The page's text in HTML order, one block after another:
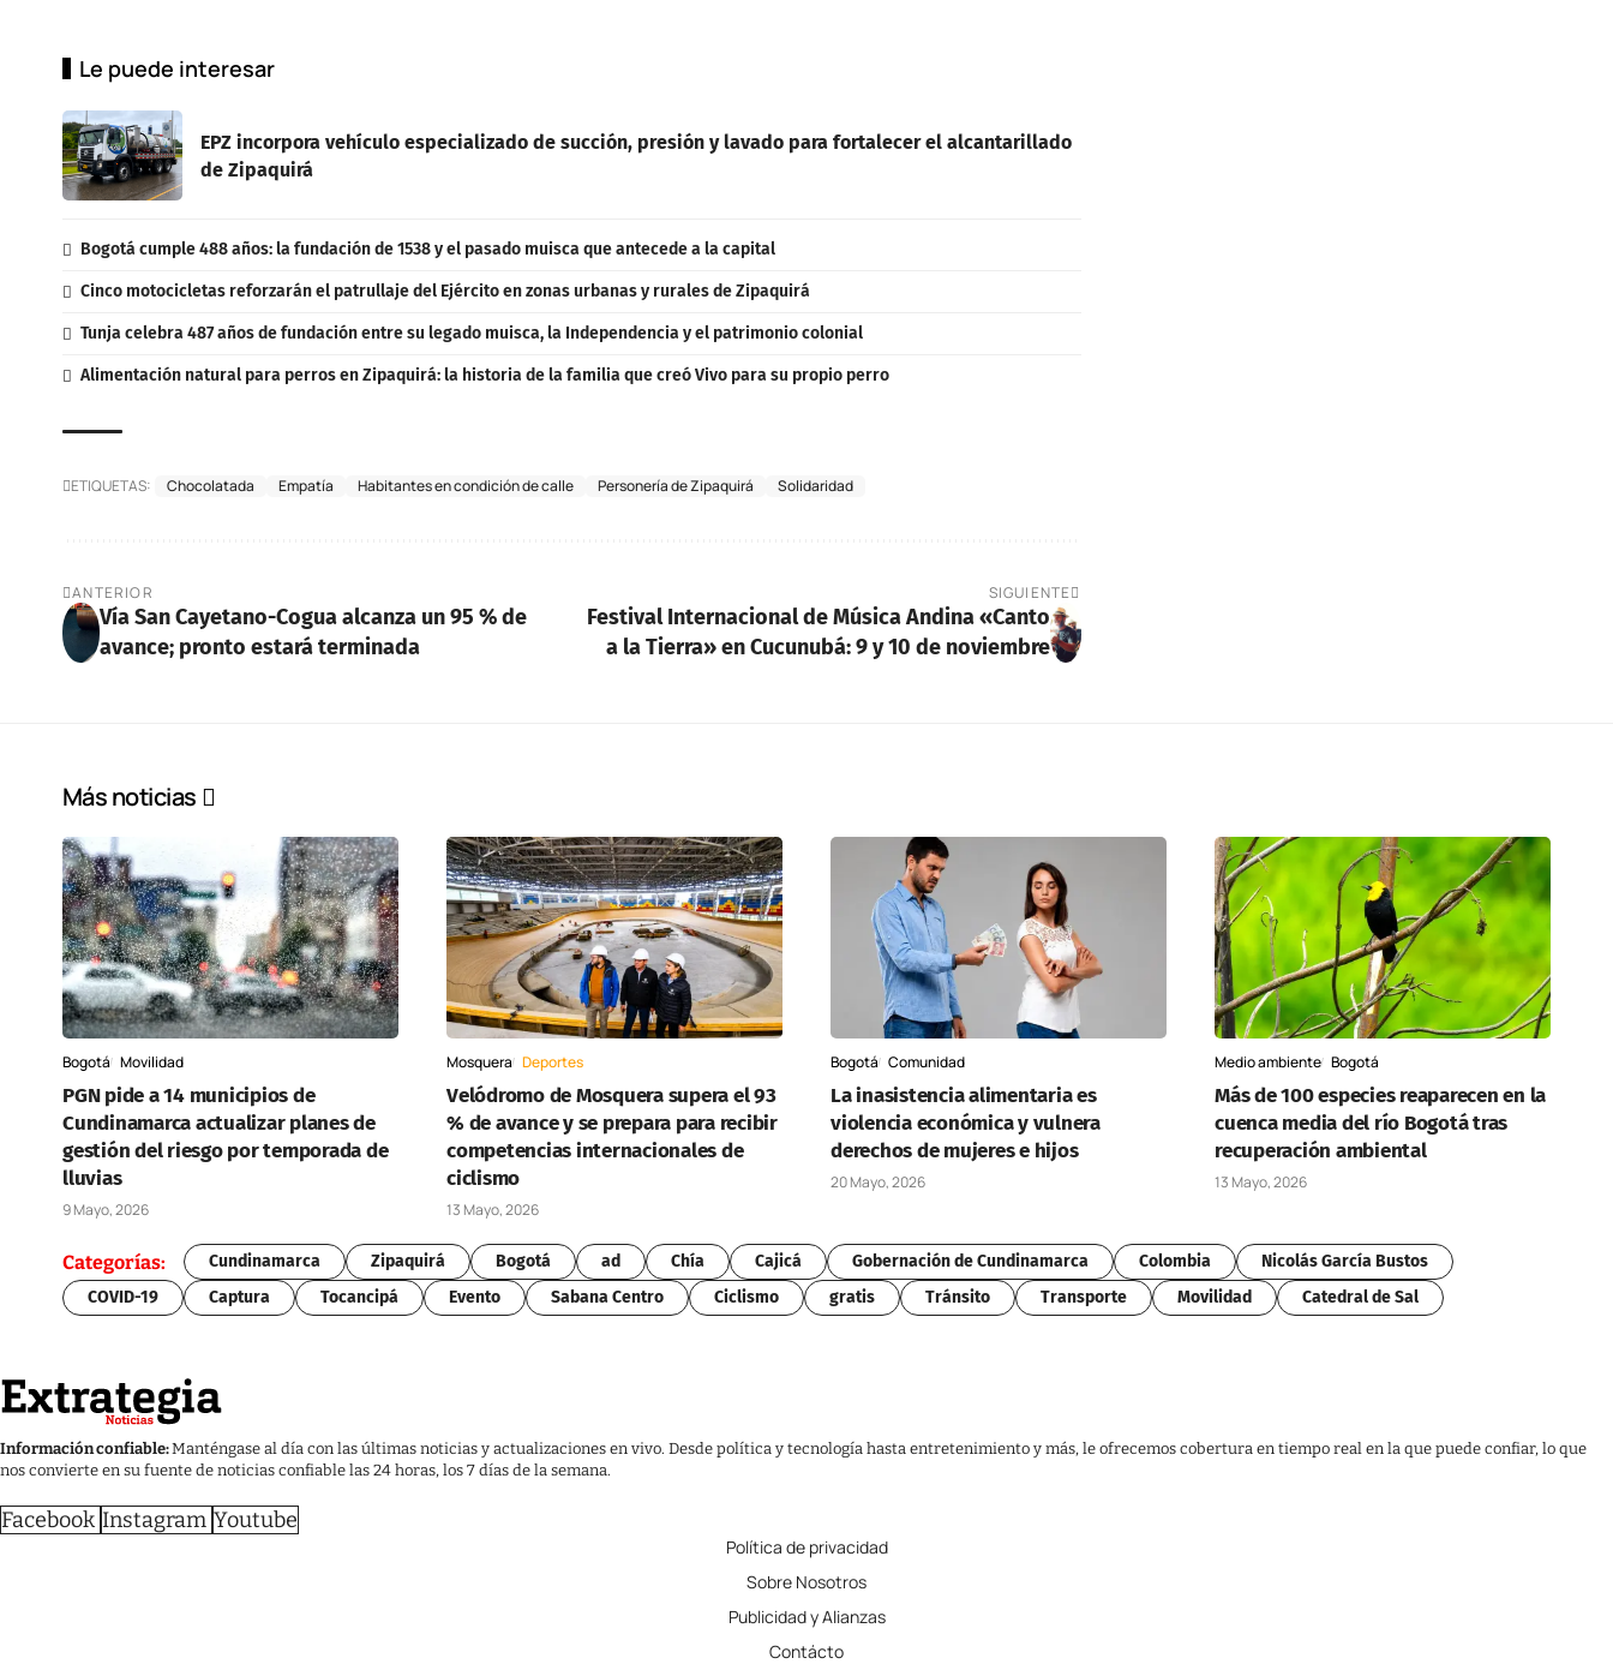
Le puede interesar
EPZ incorpora vehículo especializado de succión, presión y lavado para fortalecer el alcantarillado
de Zipaquirá
Bogotá cumple 488 años: la fundación de 1538 y el pasado muisca que antecede a la capital
Cinco motocicletas reforzarán el patrullaje del Ejército en zonas urbanas y rurales de Zipaquirá
Tunja celebra 487 años de fundación entre su legado muisca, la Independencia y el patrimonio colonial
Alimentación natural para perros en Zipaquirá: la historia de la familia que creó Vivo para su propio perro
ETIQUETAS: Chocolatada Empatía Habitantes en condición de calle Personería de Zipaquirá Solidaridad
ANTERIOR
Vía San Cayetano-Cogua alcanza un 95 % de
avance; pronto estará terminada
SIGUIENTE
Festival Internacional de Música Andina «Canto
a la Tierra» en Cucunubá: 9 y 10 de noviembre
Más noticias
Bogotá Movilidad
PGN pide a 14 municipios de
Cundinamarca actualizar planes de
gestión del riesgo por temporada de
lluvias
9 Mayo, 2026
Mosquera Deportes
Velódromo de Mosquera supera el 93
% de avance y se prepara para recibir
competencias internacionales de
ciclismo
13 Mayo, 2026
Bogotá Comunidad
La inasistencia alimentaria es
violencia económica y vulnera
derechos de mujeres e hijos
20 Mayo, 2026
Medio ambiente Bogotá
Más de 100 especies reaparecen en la
cuenca media del río Bogotá tras
recuperación ambiental
13 Mayo, 2026
Categorías: Cundinamarca Zipaquirá Bogotá ad Chía Cajicá Gobernación de Cundinamarca Colombia
Nicolás García Bustos
COVID-19
Captura Tocancipá Evento Sabana Centro Ciclismo gratis Tránsito Transporte Movilidad Catedral de Sal
Información confiable:Manténgase al día con las últimas noticias y actualizaciones en vivo. Desde política y tecnología hasta entretenimiento y más, le ofrecemos cobertura en tiempo real en la que puede confiar, lo que
nos convierte en su fuente de noticias confiable las 24 horas, los 7 días de la semana.
Facebook Instagram Youtube
Política de privacidad
Sobre Nosotros
Publicidad y Alianzas
Contácto